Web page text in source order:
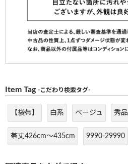
Item Tag -こだわり検索タグ-
【袋帯】 白系 ベージュ 秀品
帯丈426cm～435cm 9990-29990